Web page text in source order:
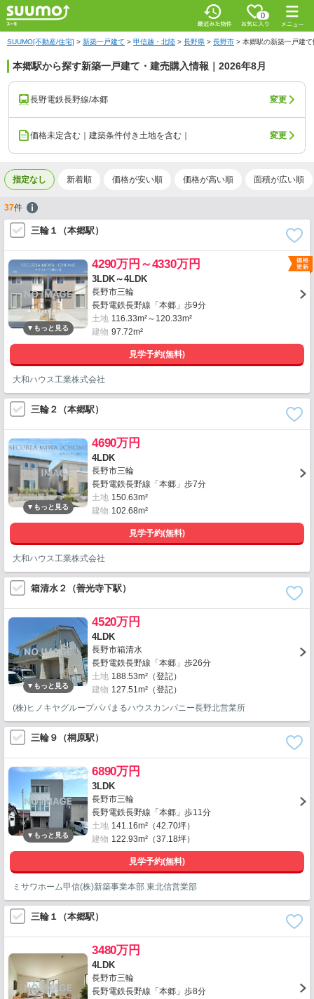
0
SUUMO[不動産/住宅] > 新築一戸建て > 甲信越・北陸 > 長野県 > 長野市 > 本郷駅の新築一戸建て
本郷駅から探す新築一戸建て・建売購入情報｜2026年8月
長野電鉄長野線/本郷 変更
価格未定含む｜建築条件付き土地を含む｜ 変更
指定なし 新着順 価格が安い順 価格が高い順 面積が広い順
37件
三輪１（本郷駅）
4290万円～4330万円
3LDK～4LDK
長野市三輪
長野電鉄長野線「本郷」歩9分
土地 116.33m²～120.33m²
建物 97.72m²
見学予約(無料)
大和ハウス工業株式会社
三輪２（本郷駅）
4690万円
4LDK
長野市三輪
長野電鉄長野線「本郷」歩7分
土地 150.63m²
建物 102.68m²
見学予約(無料)
大和ハウス工業株式会社
箱清水２（善光寺下駅）
4520万円
4LDK
長野市箱清水
長野電鉄長野線「本郷」歩26分
土地 188.53m²（登記）
建物 127.51m²（登記）
(株)ヒノキヤグループパパまるハウスカンパニー長野北営業所
三輪９（桐原駅）
6890万円
3LDK
長野市三輪
長野電鉄長野線「本郷」歩11分
土地 141.16m²（42.70坪）
建物 122.93m²（37.18坪）
見学予約(無料)
ミサワホーム甲信(株)新築事業本部 東北信営業部
三輪１（本郷駅）
3480万円
4LDK
長野市三輪
長野電鉄長野線「本郷」歩8分